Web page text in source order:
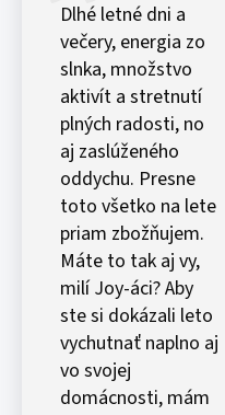
Dlhé letné dni a
večery, energia zo
slnka, množstvo
aktivít a stretnutí
plných radosti, no
aj zaslúženého
oddychu. Presne
toto všetko na lete
priam zbožňujem.
Máte to tak aj vy,
milí Joy-áci? Aby
ste si dokázali leto
vychutnať naplno aj
vo svojej
domácnosti, mám